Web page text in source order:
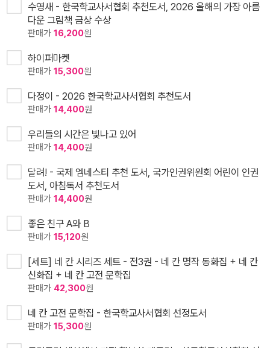
수영새 - 한국학교사서협회 추천도서, 2026 올해의 가장 아름
다운 그림책 금상 수상
판매가 16,200원
하이퍼마켓
판매가 15,300원
다정이 - 2026 한국학교사서협회 추천도서
판매가 14,400원
우리들의 시간은 빛나고 있어
판매가 14,400원
달려! - 국제 엠네스티 추천 도서, 국가인권위원회 어린이 인권
도서, 아침독서 추천도서
판매가 14,400원
좋은 친구 A와 B
판매가 15,120원
[세트] 네 칸 시리즈 세트 - 전3권 - 네 칸 명작 동화집 + 네 칸
신화집 + 네 칸 고전 문학집
판매가 42,300원
네 칸 고전 문학집 - 한국학교사서협회 선정도서
판매가 15,300원